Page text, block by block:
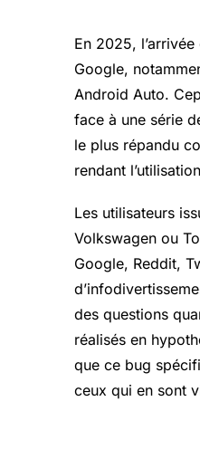
En 2025,
Google,
Android Auto.
face à une série
le plus répandu
rendant
Les utilisateurs
Volkswagen ou
Google, Reddit,
des questions
réalisés en
que ce bug
ceux qui en sont